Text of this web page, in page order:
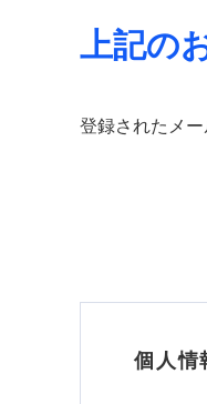
上記の
登録されたメ
個人情